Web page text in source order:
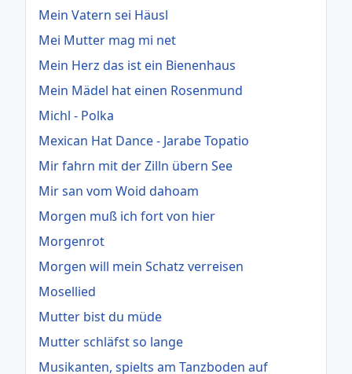
Mein Vatern sei Häusl
Mei Mutter mag mi net
Mein Herz das ist ein Bienenhaus
Mein Mädel hat einen Rosenmund
Michl - Polka
Mexican Hat Dance - Jarabe Topatio
Mir fahrn mit der Zilln übern See
Mir san vom Woid dahoam
Morgen muß ich fort von hier
Morgenrot
Morgen will mein Schatz verreisen
Mosellied
Mutter bist du müde
Mutter schläfst so lange
Musikanten, spielts am Tanzboden auf